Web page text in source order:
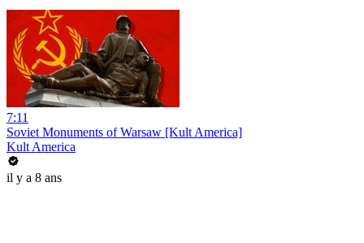
7:11
Soviet Monuments of Warsaw [Kult America]
Kult America
il y a 8 ans